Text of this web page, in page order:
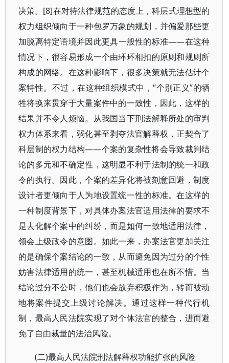
决策。[8]在对待法律规范的态度上，科层式理想型的
权力组织倾向于一种包罗万象的规划，并偏爱那些更
加脱离特定语境并因此更具一般性的标准——在这种
情况下，很容易形成一个由环环相扣的原则和规则所
构成的网络。在这种影响下，很多决策就无法估计个
案特性。不过，在这种组织模式中，“个别正义”的牺
牲将换来贯穿于大量案件中的一致性，因此，这样的
结果并不令人烦恼。从我国当下刑法解释所处的审判
权力体系来看，弱化甚至剥夺法官解释权，正契合了
科层制的权力结构——个案的复杂性将会导致裁判结
论的多元和不确定性，这明显不利于法制的统一和政
令的执行。因此，个案的差异化将被刻意回避，制度
设计者更倾向于人为地设置统一性的标准。在这样的
一种制度背景下，对具体办案法官适用法律的要求不
是去化解个案中的纠纷，而是如何一致地适用法律，
领会上级政令的意图。如此一来，办案法官更加关注
的是确保个案结论的一致，从而避免因为过分的个性
妨害法律适用的统一，甚至机械适用也在所不惜。当
结论过分不公时，他们也会放弃积极作为，转而被动
地将案件提交上级讨论解决。通过这样一种代行机
制，最高人民法院实现了对个体法官的整合，进而避
免了自由裁量的法治风险。
(二)最高人民法院刑法解释权功能扩张的风险